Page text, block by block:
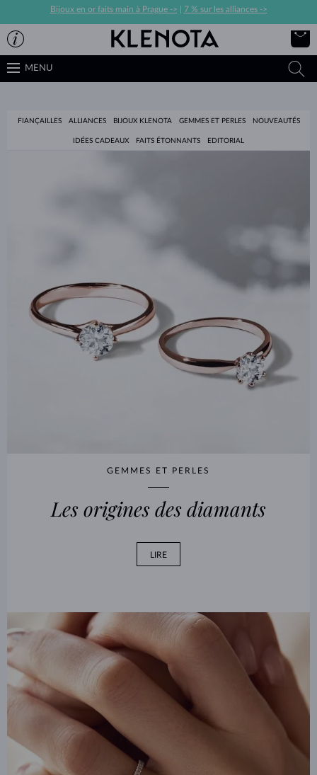
Bijoux en or faits main à Prague -> 7 % sur les alliances ->
MENU
FIANÇAILLES ALLIANCES BIJOUX KLENOTA GEMMES ET PERLES NOUVEAUTÉS
IDÉES CADEAUX FAITS ÉTONNANTS EDITORIAL
GEMMES ET PERLES
Les origines des diamants
LIRE